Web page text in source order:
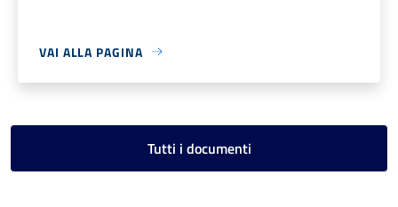
VAI ALLA PAGINA
Tutti i documenti